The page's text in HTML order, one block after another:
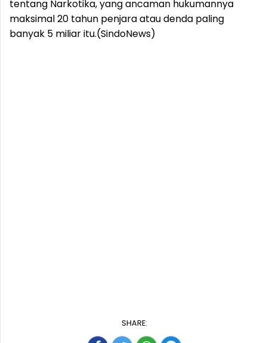
tentang Narkotika, yang ancaman hukumannya
maksimal 20 tahun penjara atau denda paling
banyak 5 miliar itu.(SindoNews)
SHARE: